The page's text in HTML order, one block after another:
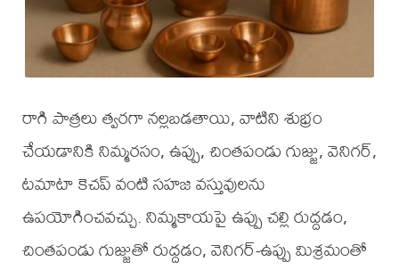
రాగి పాత్రలు త్వరగా నల్లబడతాయి, వాటిని శుభ్రం
చేయడానికి నిమ్మరసం, ఉప్పు, చింతపండు గుజ్జు, వెనిగర్,
టమాటా కెచప్ వంటి సహజ వస్తువులను
ఉపయోగించవచ్చు. నిమ్మకాయపై ఉప్పు చల్లి రుద్దడం,
చింతపండు గుజ్జుతో రుద్దడం, వెనిగర్-ఉప్పు మిశ్రమంతో